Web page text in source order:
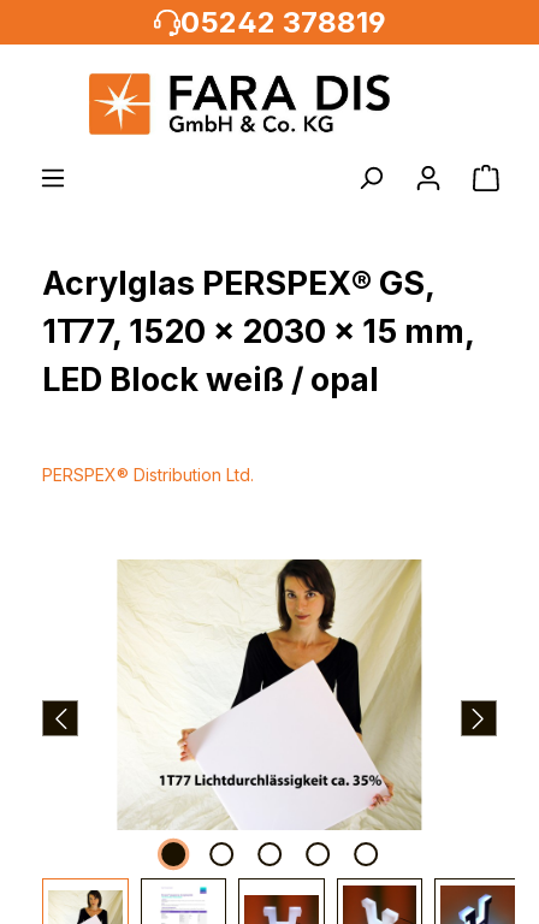
05242 378819
Acrylglas PERSPEX® GS,
1T77, 1520 x 2030 x 15 mm,
LED Block weiß / opal
PERSPEX® Distribution Ltd.
Bildergalerie überspringen